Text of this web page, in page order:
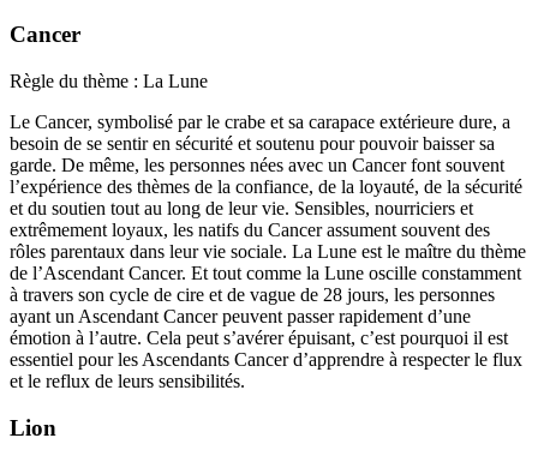
Cancer
Règle du thème : La Lune
Le Cancer, symbolisé par le crabe et sa carapace extérieure dure, a
besoin de se sentir en sécurité et soutenu pour pouvoir baisser sa
garde. De même, les personnes nées avec un Cancer font souvent
l’expérience des thèmes de la confiance, de la loyauté, de la sécurité
et du soutien tout au long de leur vie. Sensibles, nourriciers et
extrêmement loyaux, les natifs du Cancer assument souvent des
rôles parentaux dans leur vie sociale. La Lune est le maître du thème
de l’Ascendant Cancer. Et tout comme la Lune oscille constamment
à travers son cycle de cire et de vague de 28 jours, les personnes
ayant un Ascendant Cancer peuvent passer rapidement d’une
émotion à l’autre. Cela peut s’avérer épuisant, c’est pourquoi il est
essentiel pour les Ascendants Cancer d’apprendre à respecter le flux
et le reflux de leurs sensibilités.
Lion